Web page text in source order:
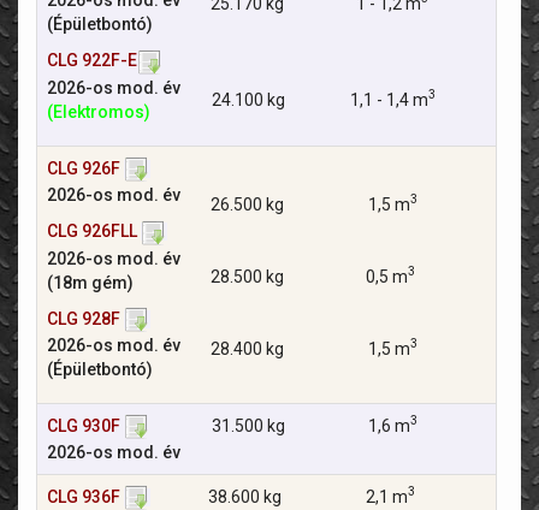
(Épületbontó)
CLG 922F-E
2026-os mod. év
(Elektromos)
24.100 kg 1,1 - 1,4 m3
CLG 926F
2026-os mod. év
CLG 926FLL
2026-os mod. év
(18m gém)
CLG 928F
2026-os mod. év
(Épületbontó)
26.500 kg
28.500 kg
28.400 kg
1,5 m3
0,5 m3
1,5 m3
142
CLG 930F
2026-os mod. év
31.500 kg 1,6 m3
161
CLG 936F
38.600 kg 2,1 m3